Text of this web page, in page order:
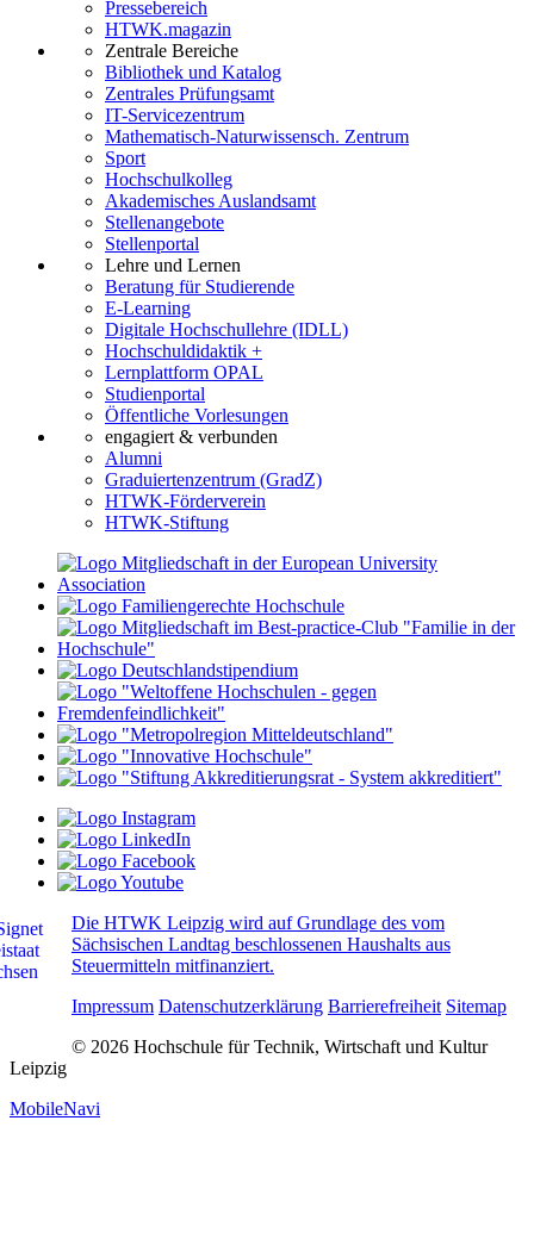
Pressebereich
HTWK.magazin
Zentrale Bereiche
Bibliothek und Katalog
Zentrales Prüfungsamt
IT-Servicezentrum
Mathematisch-Naturwissensch. Zentrum
Sport
Hochschulkolleg
Akademisches Auslandsamt
Stellenangebote
Stellenportal
Lehre und Lernen
Beratung für Studierende
E-Learning
Digitale Hochschullehre (IDLL)
Hochschuldidaktik +
Lernplattform OPAL
Studienportal
Öffentliche Vorlesungen
engagiert & verbunden
Alumni
Graduiertenzentrum (GradZ)
HTWK-Förderverein
HTWK-Stiftung
Die HTWK Leipzig wird auf Grundlage des vom
Sächsischen Landtag beschlossenen Haushalts aus
Steuermitteln mitfinanziert.
Impressum Datenschutzerklärung Barrierefreiheit Sitemap
© 2026 Hochschule für Technik, Wirtschaft und Kultur
Leipzig
MobileNavi